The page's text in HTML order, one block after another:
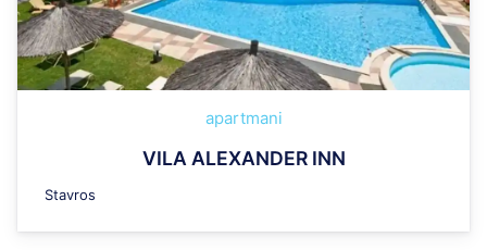
apartmani
VILA ALEXANDER INN
Stavros